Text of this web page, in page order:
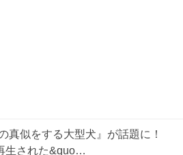
真似をする大型犬』が話題に！
生された&quo…